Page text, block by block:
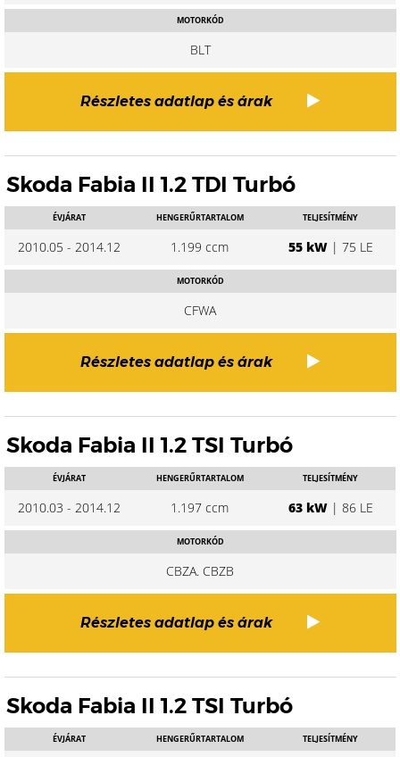
MOTORKÓD
BLT
Részletes adatlap és árak
Skoda Fabia II 1.2 TDI Turbó
ÉVJÁRAT
2010.05 - 2014.12
HENGERŰRTARTALOM
1.199 ccm
TELJESÍTMÉNY
55 kW| 75 LE
MOTORKÓD
CFWA
Részletes adatlap és árak
Skoda Fabia II 1.2 TSI Turbó
ÉVJÁRAT
2010.03 - 2014.12
HENGERŰRTARTALOM
1.197 ccm
TELJESÍTMÉNY
63 kW| 86 LE
MOTORKÓD
CBZA. CBZB
Részletes adatlap és árak
Skoda Fabia II 1.2 TSI Turbó
ÉVJÁRAT HENGERŰRTARTALOM TELJESÍTMÉNY